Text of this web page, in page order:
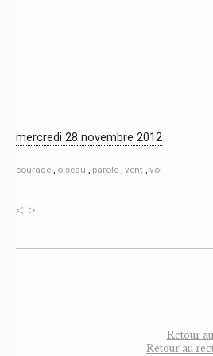
mercredi 28 novembre 2012
courage , oiseau , parole , vent , vol
< >
Retour au
Retour au